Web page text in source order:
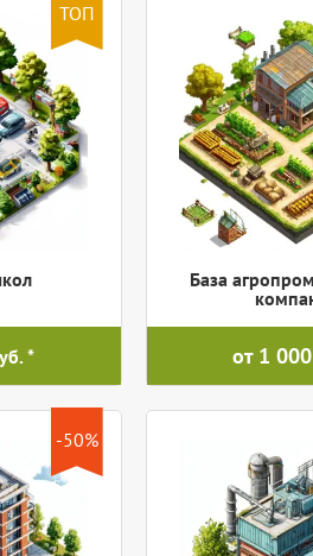
ТОП
База
от 1 000
-50%